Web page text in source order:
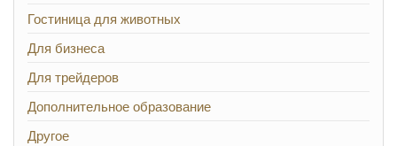
Гостиница для животных
Для бизнеса
Для трейдеров
Дополнительное образование
Другое